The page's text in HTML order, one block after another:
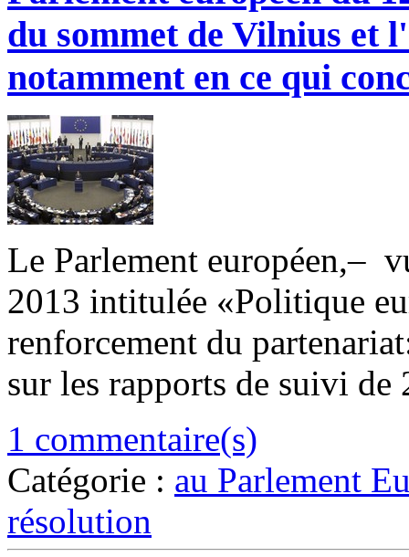
du sommet de Vilnius et
notamment en ce qui
Le Parlement européen,–
2013 intitulée «Politique
renforcement du
sur les rapports de suivi
1 commentaire(s)
Catégorie : au Parlement
résolution